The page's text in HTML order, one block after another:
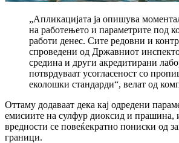
„Апликацијата ја опишува
на работењето и параметрите под
работи денес. Сите редовни и
спроведени од Државниот
средина и други акредитирани
потврдуваат усогласеност со
еколошки стандарди“, велат од
Оттаму додаваат дека кај одредени
емисиите на сулфур диоксид и прашина,
вредности се повеќекратно пониски од
граници.